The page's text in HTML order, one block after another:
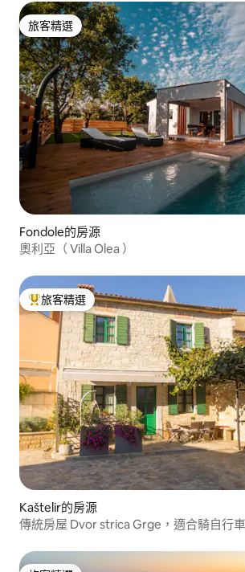
旅客精選
旅客精選
Fondole的房源
奧利亞（ Villa Olea ）
旅客精選榜首
旅客精選
Kaštelir的房源
傳統房屋 Dvor strica Grge，適合騎自行車